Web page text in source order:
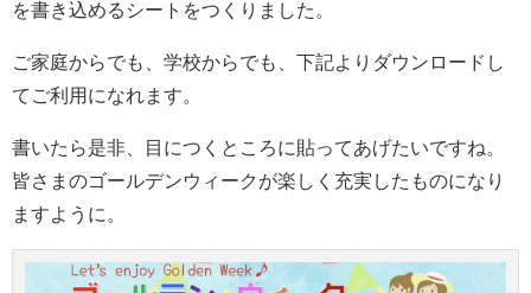
を書き込めるシートをつくりました。
ご家庭からでも、学校からでも、下記よりダウンロードし
てご利用になれます。
書いたら是非、目につくところに貼ってあげたいですね。
皆さまのゴールデンウィークが楽しく充実したものになり
ますように。